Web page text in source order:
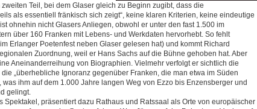
Teil, bei dem Glaser gleich zu Beginn zugibt, dass die
als essentiell fränkisch sich zeigt“, keine klaren Kriterien, keine eindeutige
ohnehin nicht Glasers Anliegen, obwohl er unter den fast 1.500 im
über 160 Franken mit Lebens- und Werkdaten hervorhebt. So fehlt
Erlanger Poetenfest neben Glaser gelesen hat) und kommt Richard
Zuordnung, weil er Hans Sachs auf die Bühne gehoben hat. Aber
Aneinanderreihung von Biographien. Vielmehr verfolgt er sichtlich die
„überhebliche Ignoranz gegenüber Franken, die man etwa im Süden
was ihm auf dem 1.000 Jahre langen Weg von Ezzo bis Enzensberger und
gelingt.
Spektakel, präsentiert dazu Rathaus und Ratssaal als Orte von europäischer